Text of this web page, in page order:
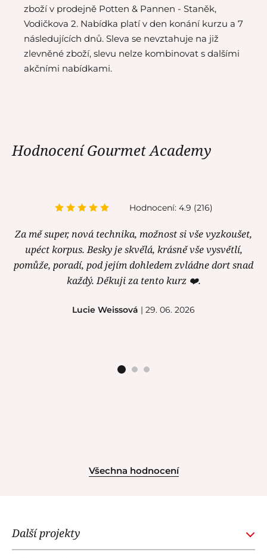
zboží v prodejně Potten & Pannen - Staněk,
Vodičkova 2. Nabídka platí v den konání kurzu a 7
následujících dnů. Sleva se nevztahuje na již
zlevněné zboží, slevu nelze kombinovat s dalšími
akčními nabídkami.
Hodnocení Gourmet Academy
Hodnocení: 4.9 (216)
Za mě super, nová technika, možnost si vše vyzkoušet,
upéct korpus. Besky je skvělá, krásně vše vysvětlí,
pomůže, poradí, pod jejím dohledem zvládne dort snad
každý. Děkuji za tento kurz ❤️.
Lucie Weissová | 29. 06. 2026
Všechna hodnocení
Další projekty